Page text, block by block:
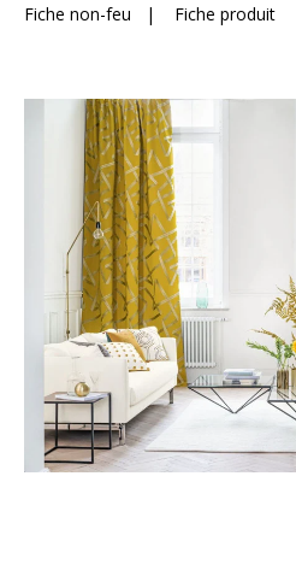
Fiche non-feu | Fiche produit